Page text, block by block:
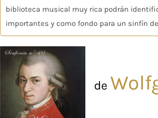
biblioteca musical muy rica podrán
importantes y como fondo para un sinfín
de